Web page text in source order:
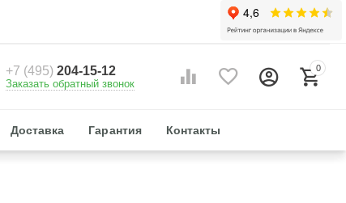
+7 (495)204-15-12
Заказать обратный звонок
0
Доставка Гарантия Контакты